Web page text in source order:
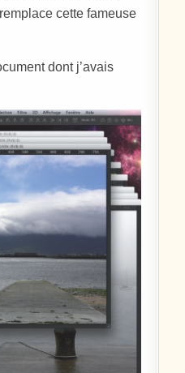
cette fameuse
dont j’avais